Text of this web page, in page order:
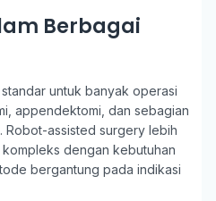
Berbagai
untuk banyak operasi
appendektomi, dan sebagian
assisted surgery lebih
dengan kebutuhan
bergantung pada indikasi